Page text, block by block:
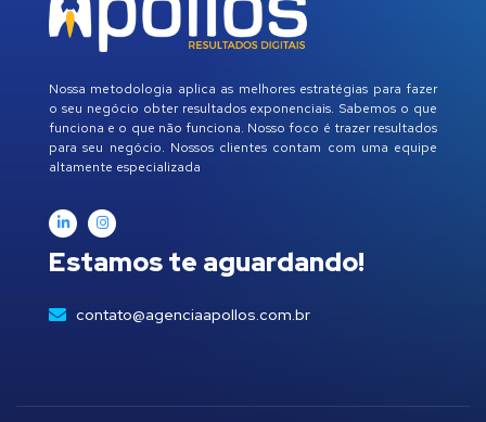
Nossa metodologia aplica as melhores estratégias para fazer
o seu negócio obter resultados exponenciais. Sabemos o que
funciona e o que não funciona. Nosso foco é trazer resultados
para seu negócio. Nossos clientes contam com uma equipe
altamente especializada
Estamos te aguardando!
contato@agenciaapollos.com.br